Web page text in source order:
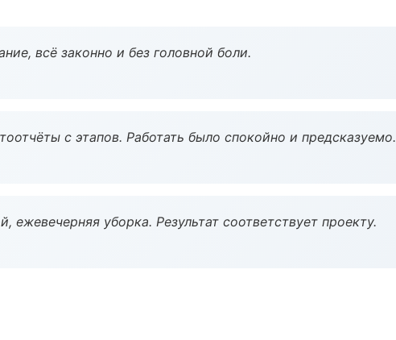
всё законно и без головной боли.
с этапов. Работать было спокойно и предсказуемо.
ежевечерняя уборка. Результат соответствует проекту.